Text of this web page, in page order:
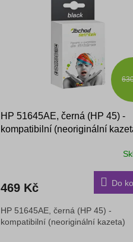
HP 51645AE, černá (HP 45) -
kompatibilní (neoriginální
469 Kč Do
HP 51645AE, černá (HP 45) -
kompatibilní (neoriginální kazeta)